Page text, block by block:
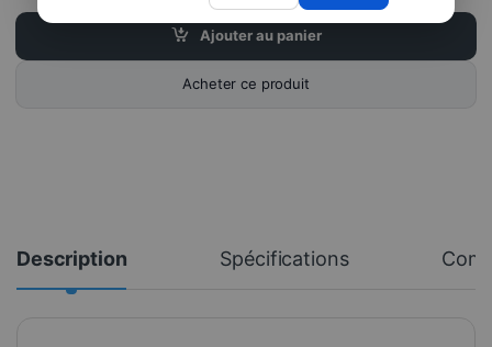
Ajouter au panier
Acheter ce produit
Description Spécifications